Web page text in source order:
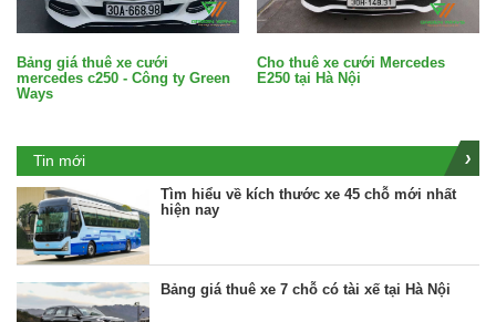
Bảng giá thuê xe cưới
mercedes c250 - Công ty Green
Ways
Cho thuê xe cưới Mercedes
E250 tại Hà Nội
Tin mới
Tìm hiểu về kích thước xe 45 chỗ mới nhất
hiện nay
Bảng giá thuê xe 7 chỗ có tài xế tại Hà Nội